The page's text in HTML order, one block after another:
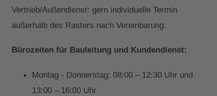
Vertrieb/Außendienst: gern individuelle Termin
außerhalb des Rasters nach Vereinbarung.
Bürozeiten für Bauleitung und Kundendienst:
Montag - Donnerstag: 08:00 – 12:30 Uhr und
13:00 – 16:00 Uhr